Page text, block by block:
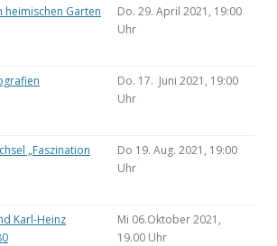
heimischen Garten
Do. 29. April 2021, 19:00
Uhr
Do. 17. Juni 2021, 19:00
Uhr
„Faszination
Do 19. Aug. 2021, 19:00
Uhr
Karl-Heinz
Mi 06.Oktober 2021,
19.00 Uhr